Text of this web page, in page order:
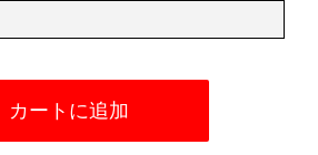
カートに追加